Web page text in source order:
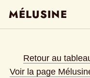
MÉLUSINE
Retour au
Voir la page